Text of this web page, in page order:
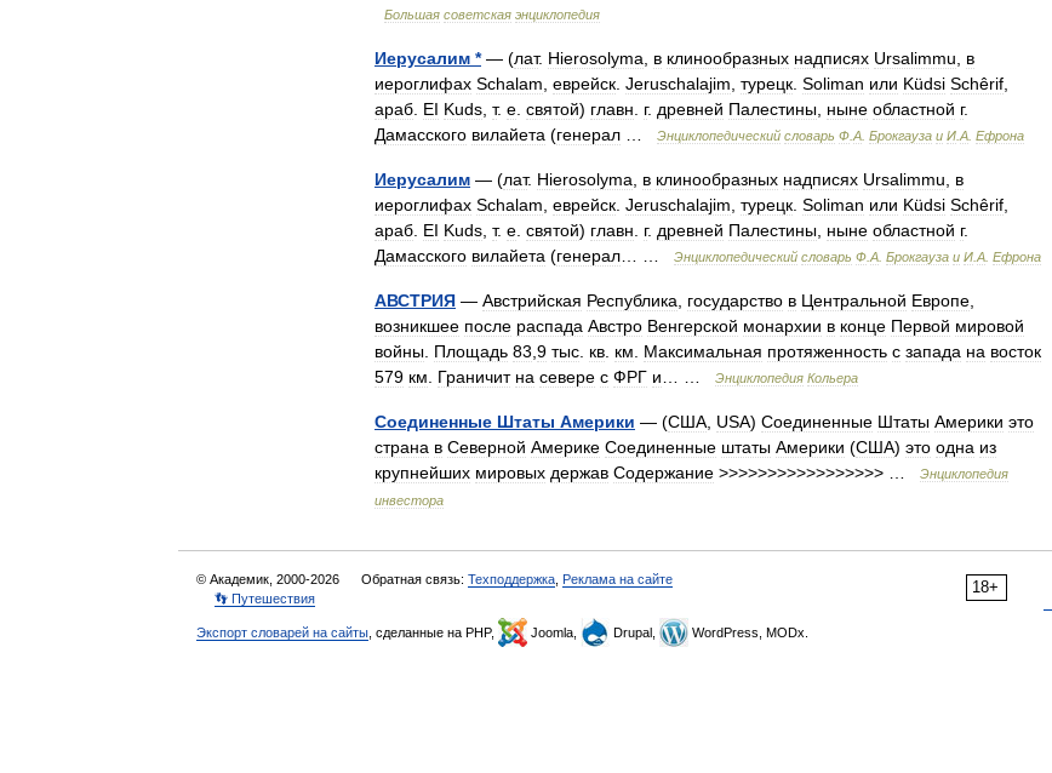
Большая советская энциклопедия
Иерусалим *— (лат. Hierosolyma в клинообразных надписях Ursalimmu
в
иероглифах Schalam еврейск Jeruschalajim турецк Soliman или Küdsi Schêrif
араб EI Kuds т. е святой) главн г. древней Палестины ныне областной г.
Дамасского вилайета (генерал Энциклопедический словарь Ф А Брокгауза и И А Ефрона
Иерусалим — (лат. Hierosolyma в клинообразных надписях Ursalimmu
в
иероглифах Schalam еврейск Jeruschalajim турецк Soliman или Küdsi Schêrif
араб EI Kuds т. е святой) главн г. древней Палестины ныне областной г.
Дамасского вилайета (генерал Энциклопедический словарь Ф А Брокгауза и И А Ефрона
АВСТРИЯ — Австрийская Республика государство в Центральной Европе
возникшее после распада Австро Венгерской монархии в конце Первой мировой
войны Площадь 83 9 тыс кв км Максимальная протяженность с запада на восток
579 км Граничит на севере с ФРГ и Энциклопедия Кольера
Соединенные Штаты Америки — (США USA) Соединенные Штаты Америки это
страна в Северной Америке Соединенные штаты Америки (США) это одна из
крупнейших мировых держав Содержание >>>>>>>>>>>>>>>>> …
Энциклопедия
инвестора
18+
© Академик, 2000-2026 Обратная связь: Техподдержка Реклама на сайте
👣 Путешествия
Экспорт словарей на сайты , сделанные на PHP, Joomla, Drupal, WordPress, MODx.